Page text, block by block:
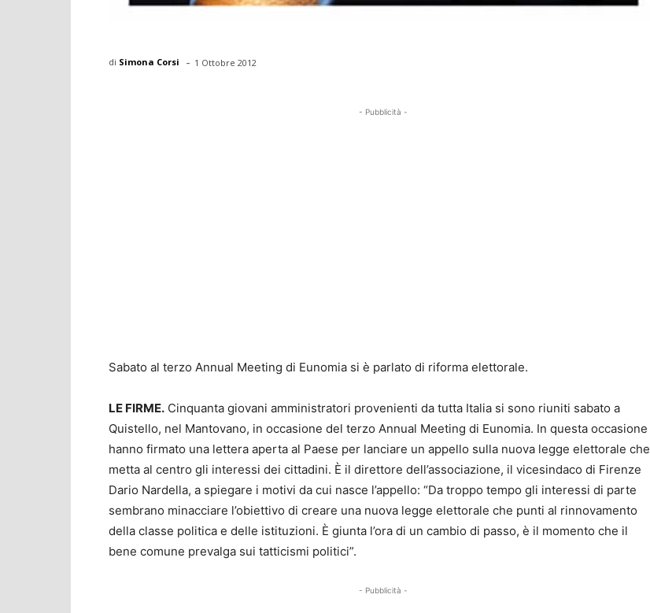
di Simona Corsi - 1 Ottobre 2012
- Pubblicità -
Sabato al terzo Annual Meeting di Eunomia si è parlato di riforma elettorale.
LE FIRME. Cinquanta giovani amministratori provenienti da tutta Italia si sono riuniti sabato a
Quistello, nel Mantovano, in occasione del terzo Annual Meeting di Eunomia. In questa occasione
hanno firmato una lettera aperta al Paese per lanciare un appello sulla nuova legge elettorale che
metta al centro gli interessi dei cittadini. È il direttore dell’associazione, il vicesindaco di Firenze
Dario Nardella, a spiegare i motivi da cui nasce l’appello: “Da troppo tempo gli interessi di parte
sembrano minacciare l’obiettivo di creare una nuova legge elettorale che punti al rinnovamento
della classe politica e delle istituzioni. È giunta l’ora di un cambio di passo, è il momento che il
bene comune prevalga sui tatticismi politici”.
- Pubblicità -